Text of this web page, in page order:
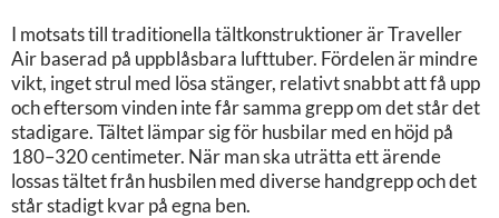
I motsats till traditionella tältkonstruktioner är Traveller
Air baserad på uppblåsbara lufttuber. Fördelen är mindre
vikt, inget strul med lösa stänger, relativt snabbt att få upp
och eftersom vinden inte får samma grepp om det står det
stadigare. Tältet lämpar sig för husbilar med en höjd på
180–320 centimeter. När man ska uträtta ett ärende
lossas tältet från husbilen med diverse handgrepp och det
står stadigt kvar på egna ben.